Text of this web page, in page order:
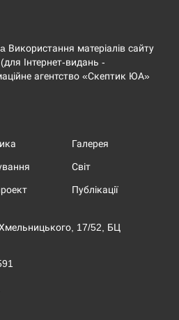
матеріалів сайту
Інтернет-видань -
агентство «Скептик ЮА»
Галерея
Світ
Публікації
17/52, БЦ